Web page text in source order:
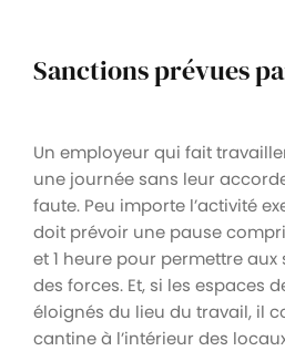
Sanctions prévues
Un employeur qui fait
une journée sans leur
faute. Peu importe l’activité
doit prévoir une pause
et 1 heure pour permettre
des forces. Et, si les espaces
éloignés du lieu du travail, il
cantine à l’intérieur des